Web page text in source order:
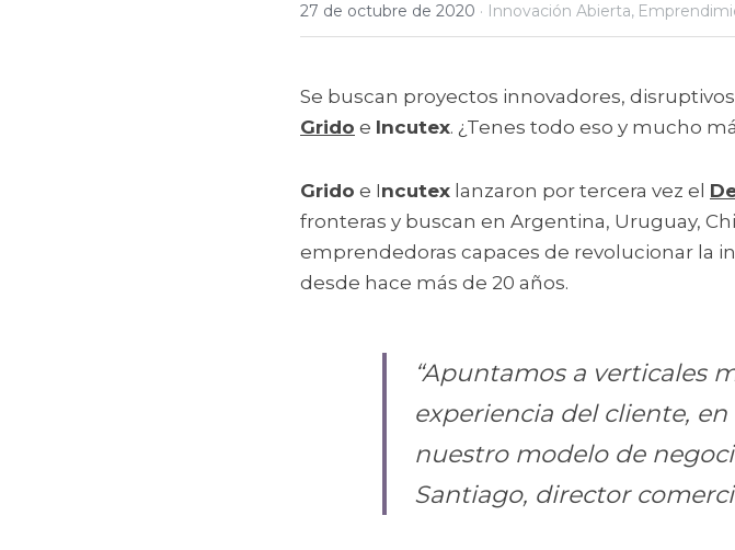
27 de octubre de 2020 · Innovación Abierta,
Grido e Incutex. ¿Tenes todo eso y mucho
Grido e Incutex lanzaron por tercera vez el
fronteras y buscan en Argentina, Uruguay,
emprendedoras capaces de revolucionar la
desde hace más de 20 años.
“Apuntamos a verticales
experiencia del cliente,
nuestro modelo de
Santiago, director